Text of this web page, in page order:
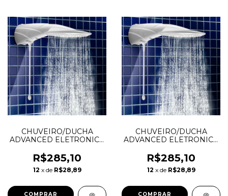
CHUVEIRO/DUCHA
ADVANCED ELETRONICA
R$285,10
12 x de R$28,89
CHUVEIRO/DUCHA
ADVANCED ELETRONICA
LORENZETTI
R$285,10
12 x de R$28,89